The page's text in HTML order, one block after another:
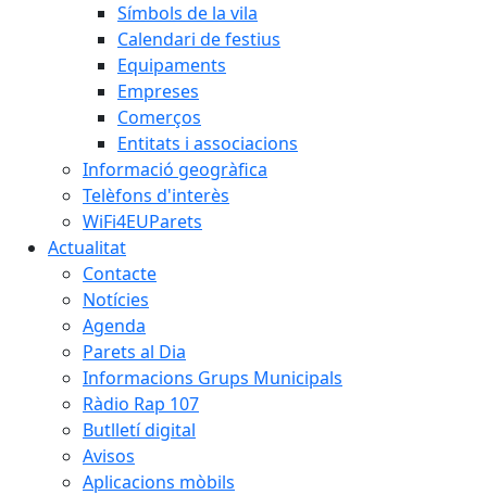
Símbols de la vila
Calendari de festius
Equipaments
Empreses
Comerços
Entitats i associacions
Informació geogràfica
Telèfons d'interès
WiFi4EUParets
Actualitat
Contacte
Notícies
Agenda
Parets al Dia
Informacions Grups Municipals
Ràdio Rap 107
Butlletí digital
Avisos
Aplicacions mòbils